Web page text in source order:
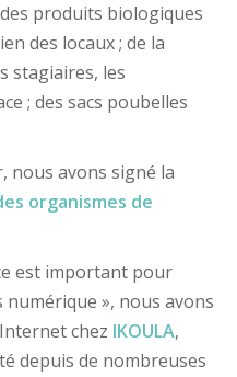
produits biologiques
des locaux ; de la
stagiaires, les
; des sacs poubelles
nous avons signé la
organismes de
est important pour
», nous avons
chez IKOULA,
depuis de nombreuses